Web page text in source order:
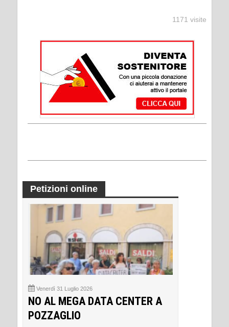
1171 visite
Petizioni online
Venerdì 31 Luglio 2026
NO AL MEGA DATA CENTER A
POZZAGLIO